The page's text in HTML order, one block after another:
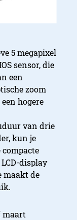
5 megapixel
sensor, die
een
zoom
hogere
van drie
kun je
display
maakt de
maart